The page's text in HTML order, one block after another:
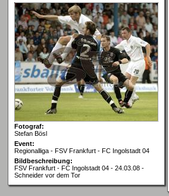
Fotograf:
Stefan Bösl
Event:
Regionalliga - FSV Frankfurt - FC Ingolstadt 04
Bildbeschreibung:
FSV Frankfurt - FC Ingolstadt 04 - 24.03.08 -
Schneider vor dem Tor